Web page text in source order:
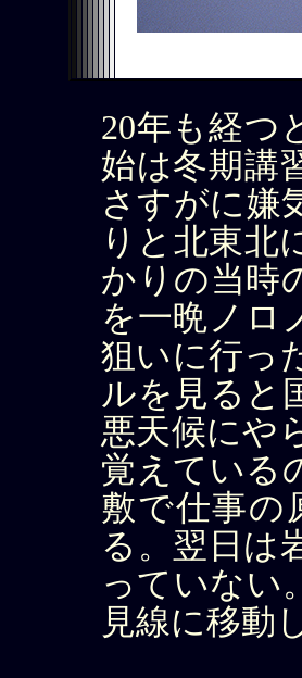
20年も経つ
始は冬期講
さすがに嫌
りと北東北
かりの当時
を一晩ノロ
狙いに行っ
ルを見ると
悪天候にや
覚えている
敷で仕事の
る。翌日は
っていない
見線に移動